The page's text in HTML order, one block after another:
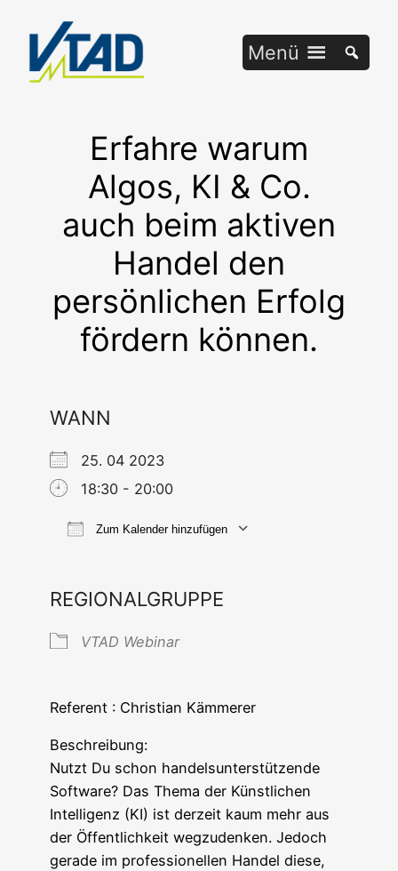
springen
Menü
Erfahre warum
Algos, KI & Co.
auch beim aktiven
Handel den
persönlichen Erfolg
fördern können.
WANN
25. 04 2023
18:30 - 20:00
Zum Kalender hinzufügen
REGIONALGRUPPE
VTAD Web­i­nar
Refe­rent : Chris­ti­an Kämmerer
Beschrei­bung:
Nutzt Du schon han­dels­un­ter­stüt­zen­de
Soft­ware? Das The­ma der Künst­li­chen
Intel­li­genz (KI) ist der­zeit kaum mehr aus
der Öffent­lich­keit weg­zu­den­ken. Jedoch
gera­de im pro­fes­sio­nel­len Han­del die­se,